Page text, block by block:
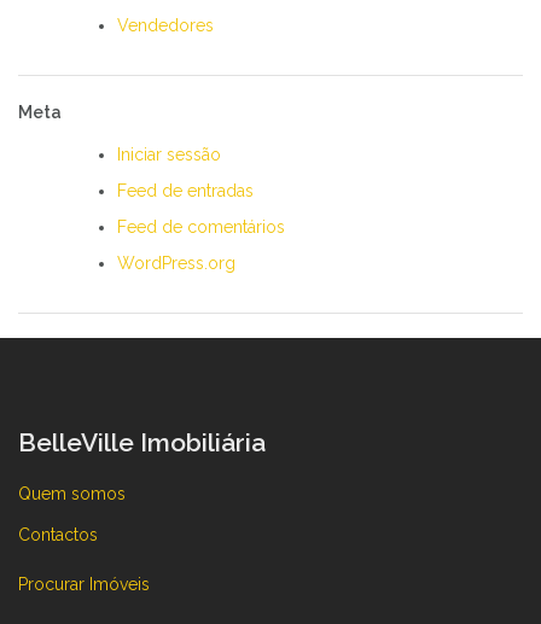
Vendedores
Meta
Iniciar sessão
Feed de entradas
Feed de comentários
WordPress.org
BelleVille Imobiliária
Quem somos
Contactos
Procurar Imóveis